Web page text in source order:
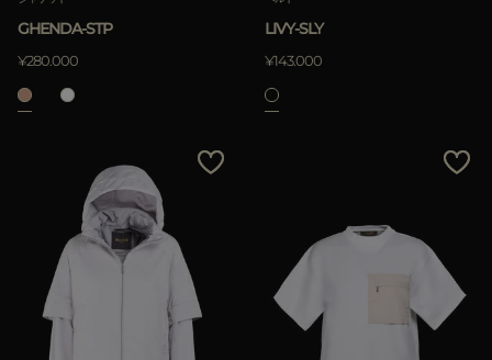
GHENDA-STP
¥280.000
LIVY-SLY
¥143.000